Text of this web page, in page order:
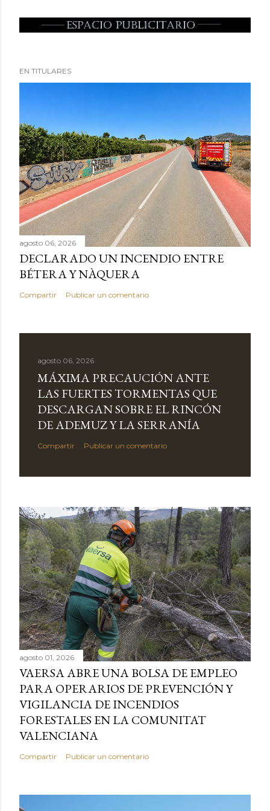
EN TITULARES
agosto 06, 2026
DECLARADO UN INCENDIO ENTRE
BÉTERA Y NÀQUERA
Compartir Publicar un comentario
agosto 06, 2026
MÁXIMA PRECAUCIÓN ANTE
LAS FUERTES TORMENTAS QUE
DESCARGAN SOBRE EL RINCÓN
DE ADEMUZ Y LA SERRANÍA
Compartir Publicar un comentario
agosto 01, 2026
VAERSA ABRE UNA BOLSA DE EMPLEO
PARA OPERARIOS DE PREVENCIÓN Y
VIGILANCIA DE INCENDIOS
FORESTALES EN LA COMUNITAT
VALENCIANA
Compartir Publicar un comentario